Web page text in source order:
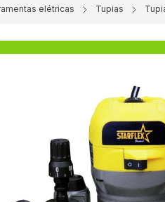
elétricas Tupias